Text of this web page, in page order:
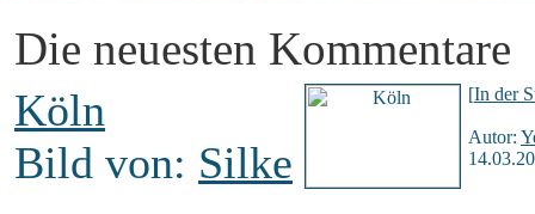
Die neuesten Kommentare
Köln
Bild von: Silke
[In der
Autor: